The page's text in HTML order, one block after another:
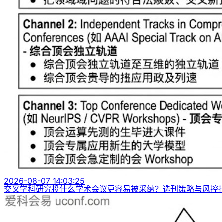
2026-08-07 14:03:25
交叉学科研究投什么学术会议更容易被采纳？选刊策略与风控